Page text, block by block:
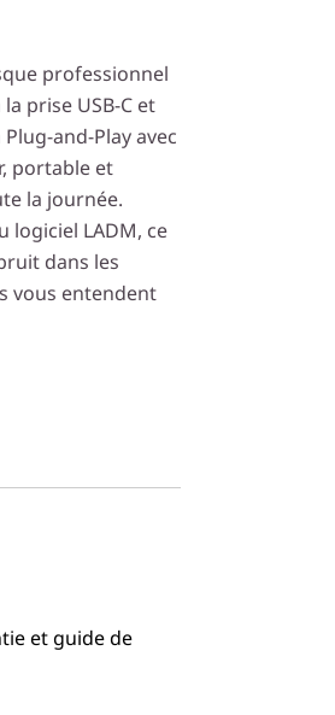
professionnel
prise USB-C et
and-Play avec
portable et
la journée.
logiciel LADM, ce
dans les
vous entendent
et guide de